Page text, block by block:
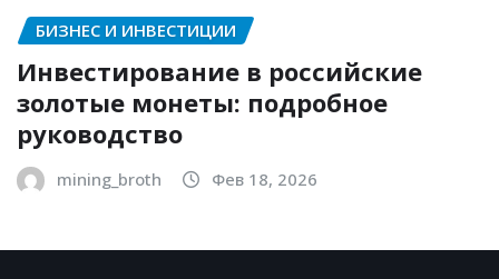
БИЗНЕС И ИНВЕСТИЦИИ
Инвестирование в российские
золотые монеты: подробное
руководство
mining_broth Фев 18, 2026